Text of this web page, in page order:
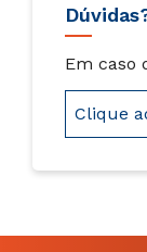
Em caso
Clique